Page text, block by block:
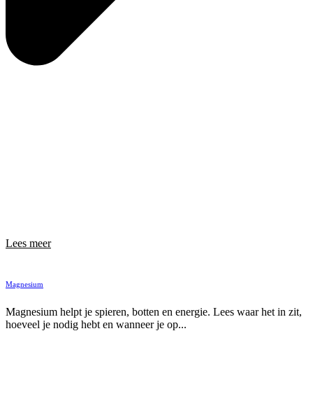
Lees meer
Magnesium
Magnesium helpt je spieren, botten en energie. Lees waar het in zit,
hoeveel je nodig hebt en wanneer je op...